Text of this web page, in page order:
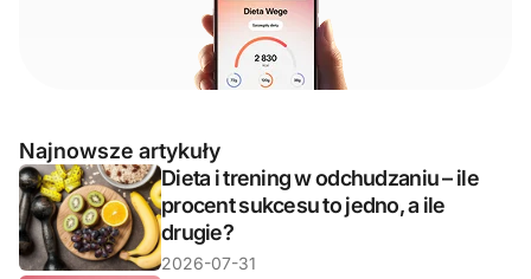
Najnowsze artykuły
Dieta i trening w odchudzaniu – ile
procent sukcesu to jedno, a ile
drugie?
2026-07-31